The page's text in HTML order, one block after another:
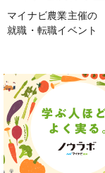
マイナビ農業主催の
就職・転職イベント